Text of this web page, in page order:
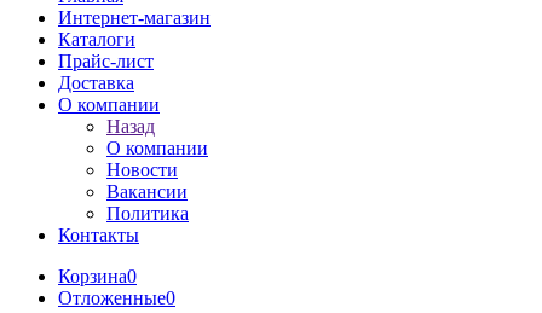
Интернет-магазин
Каталоги
Прайс-лист
Доставка
О компании
Назад
О компании
Новости
Вакансии
Политика
Контакты
Корзина0
Отложенные0